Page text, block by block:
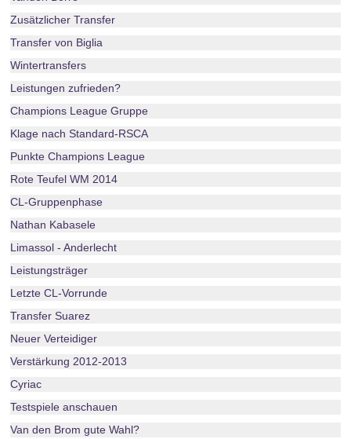
Zusätzlicher Transfer
Transfer von Biglia
Wintertransfers
Leistungen zufrieden?
Champions League Gruppe
Klage nach Standard-RSCA
Punkte Champions League
Rote Teufel WM 2014
CL-Gruppenphase
Nathan Kabasele
Limassol - Anderlecht
Leistungsträger
Letzte CL-Vorrunde
Transfer Suarez
Neuer Verteidiger
Verstärkung 2012-2013
Cyriac
Testspiele anschauen
Van den Brom gute Wahl?